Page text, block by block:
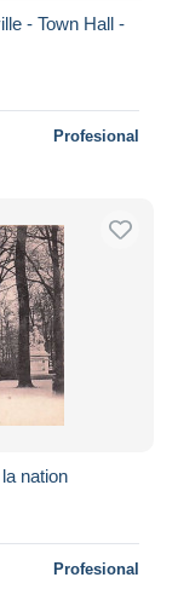
- Town Hall -
Profesional
nation
Profesional